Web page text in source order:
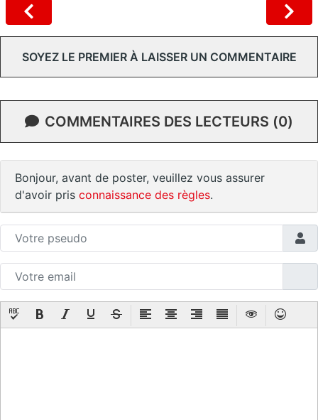
SOYEZ LE PREMIER À LAISSER UN COMMENTAIRE
COMMENTAIRES DES LECTEURS (0)
Bonjour, avant de poster, veuillez vous assurer
d'avoir pris connaissance des règles.